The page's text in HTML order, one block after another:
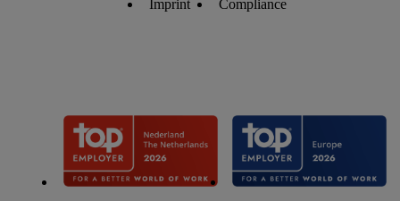
Imprint Compliance